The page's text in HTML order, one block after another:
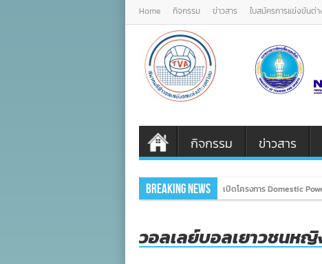
Home กิจกรรม ข่าวสาร ใบสมัครการแข่งขันต่
กิจกรรม ข่าวสาร
Breaking News เปิดโครงการ Domestic
วอลเลย์บอลเยาวชนห